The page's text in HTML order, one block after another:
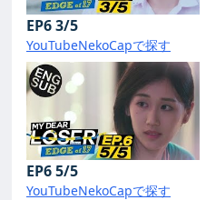
EP6 3/5
YouTubeNekoCapで探す
EP6 5/5
YouTubeNekoCapで探す